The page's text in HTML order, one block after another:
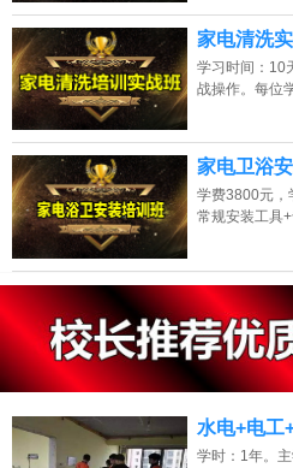
家电清洗
学习时间：10
战操作。每位
家电卫浴
学费3800元，
常规安装工具+
点击免费咨询电话：水电+电工
学时：1年。